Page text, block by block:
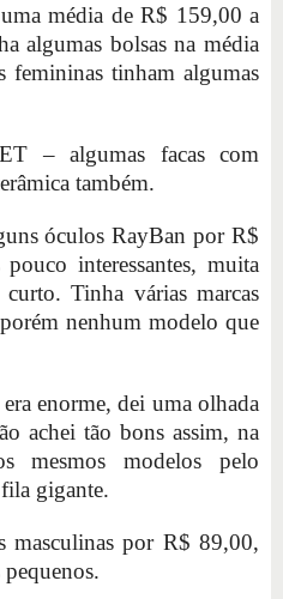
média de R$ 159,00 a
algumas bolsas na média
tinham algumas
– algumas facas com
também.
óculos RayBan por R$
interessantes, muita
Tinha várias marcas
nenhum modelo que
enorme, dei uma olhada
achei tão bons assim, na
mesmos modelos pelo
gigante.
por R$ 89,00,